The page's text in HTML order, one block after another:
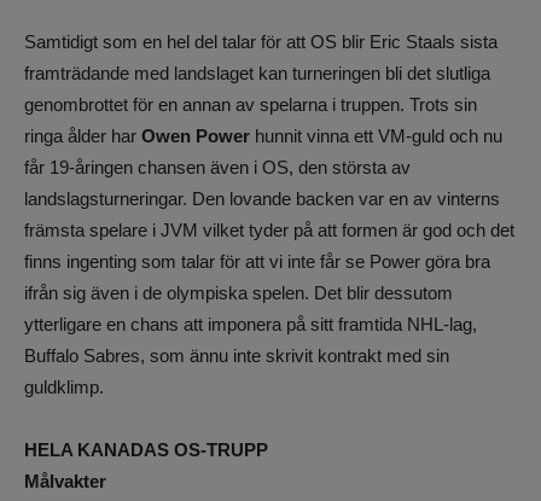
Samtidigt som en hel del talar för att OS blir Eric Staals sista
framträdande med landslaget kan turneringen bli det slutliga
genombrottet för en annan av spelarna i truppen. Trots sin
ringa ålder har Owen Power hunnit vinna ett VM-guld och nu
får 19-åringen chansen även i OS, den största av
landslagsturneringar. Den lovande backen var en av vinterns
främsta spelare i JVM vilket tyder på att formen är god och det
finns ingenting som talar för att vi inte får se Power göra bra
ifrån sig även i de olympiska spelen. Det blir dessutom
ytterligare en chans att imponera på sitt framtida NHL-lag,
Buffalo Sabres, som ännu inte skrivit kontrakt med sin
guldklimp.
HELA KANADAS OS-TRUPP
Målvakter